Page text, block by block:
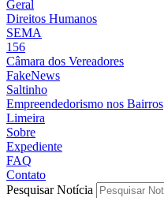
Geral
Direitos Humanos
SEMA
156
Câmara dos Vereadores
FakeNews
Saltinho
Empreendedorismo nos Bairros
Limeira
Sobre
Expediente
FAQ
Contato
Pesquisar Notícia